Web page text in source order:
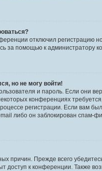
отключил регистрацию
за помощью к администратору
но не могу войти!
и пароль. Если они
конференциях
регистрации. Если вам
либо он заблокирован спам-
причин. Прежде всего
доступ к конференции. Также